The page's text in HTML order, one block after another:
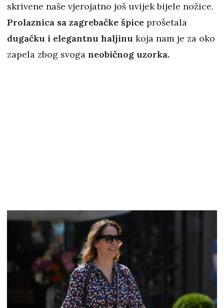
skrivene naše vjerojatno još uvijek bijele nožice.
Prolaznica sa zagrebačke špice prošetala
dugačku i elegantnu haljinu koja nam je za oko
zapela zbog svoga neobičnog uzorka.